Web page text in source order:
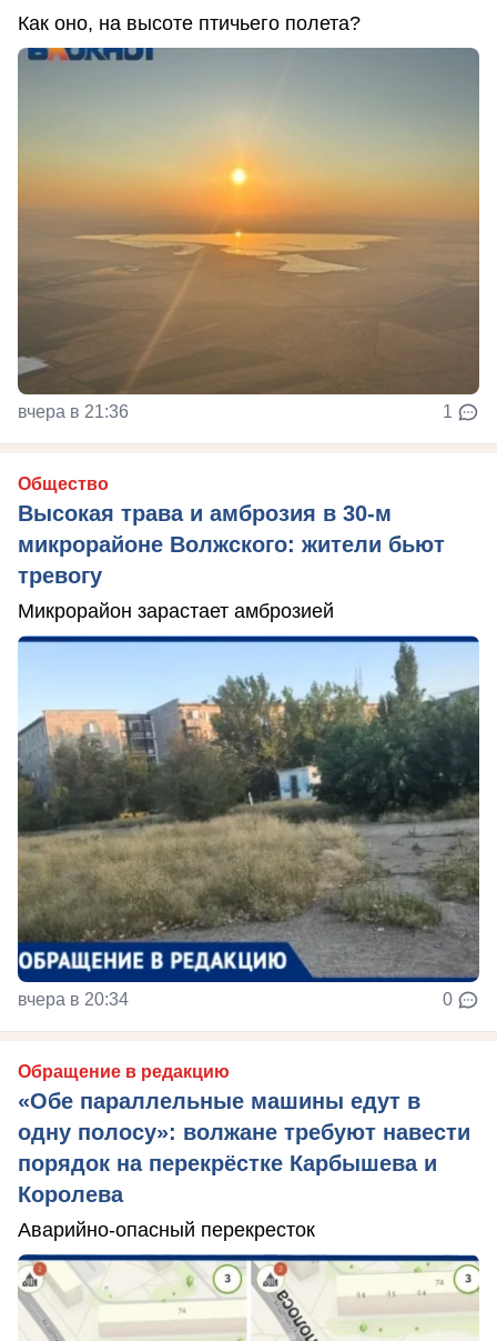
Как оно, на высоте птичьего полета?
вчера в 21:36 1
Общество
Высокая трава и амброзия в 30‑м
микрорайоне Волжского: жители бьют
тревогу
Микрорайон зарастает амброзией
вчера в 20:34 0
Обращение в редакцию
«Обе параллельные машины едут в
одну полосу»: волжане требуют навести
порядок на перекрёстке Карбышева и
Королева
Аварийно-опасный перекресток